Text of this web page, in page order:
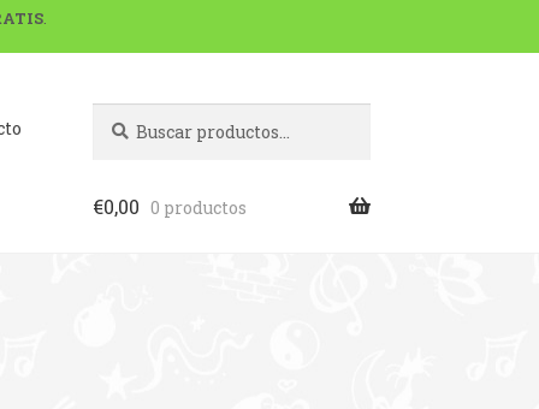
.
por:
€0,00 0 productos